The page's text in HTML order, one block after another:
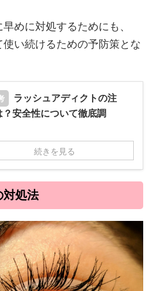
めに対処するためにも、
い続けるための予防策とな
ラッシュアディクトの注
？安全性について徹底調
続きを見る
対処法